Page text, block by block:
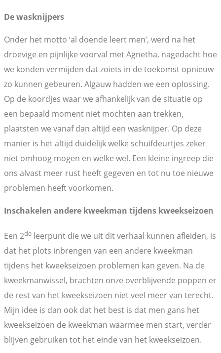
De wasknijpers
Onder het motto ‘al doende leert men’, werd na het
droevige en pijnlijke voorval met Agnetha, nagedacht hoe
we konden vermijden dat zoiets in de toekomst opnieuw
zo kunnen gebeuren. Algauw hadden we een oplossing.
Op de koordjes waar we afhankelijk van de situatie op
een bepaald moment niet mochten aan trekken,
plaatsten we vanaf dan altijd een wasknijper. Op deze
manier is het altijd duidelijk welke schuifdeurtjes zeker
niet omhoog mogen en welke wel. Een kleine ingreep die
ons alvast meer rust heeft gegeven en tot nu toe nieuwe
problemen heeft voorkomen.
Inschakelen andere kweekman tijdens kweekseizoen
Een 2de leerpunt die we uit dit verhaal kunnen afleiden, is
dat het plots inbrengen van een andere kweekman
tijdens het kweekseizoen problemen kan geven. Na de
kweekmanwissel, brachten onze overblijvende poppen er
de rest van het kweekseizoen niet veel meer van terecht.
Mijn idee is dan ook dat het best is dat men gans het
kweekseizoen de kweekman waarmee men start, verder
blijven gebruiken tot het einde van het kweekseizoen.